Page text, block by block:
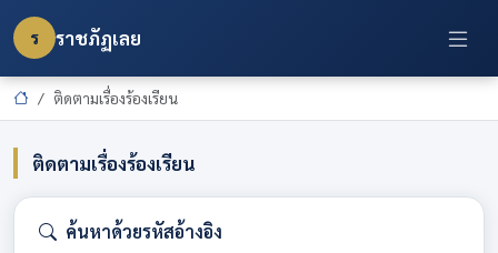
ร ราชภัฏเลย
ติดตามเรื่องร้องเรียน
ติดตามเรื่องร้องเรียน
ค้นหาด้วยรหัสอ้างอิง